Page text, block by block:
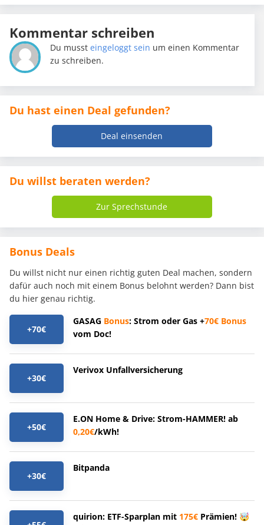
Kommentar schreiben
Du mussteingeloggt sein um einen Kommentar
zu schreiben.
Du hast einen Deal gefunden?
Deal einsenden
Du willst beraten werden?
Zur Sprechstunde
Bonus Deals
Du willst nicht nur einen richtig guten Deal machen, sondern
dafür auch noch mit einem Bonus belohnt werden? Dann bist
du hier genau richtig.
+70€
GASAG Bonus: Strom oder Gas +70€ Bonus
vom Doc!
+30€
Verivox Unfallversicherung
+50€
E.ON Home & Drive: Strom-HAMMER! ab
0,20€/kWh!
+30€
Bitpanda
quirion: ETF-Sparplan mit 175€ Prämien! 🤯